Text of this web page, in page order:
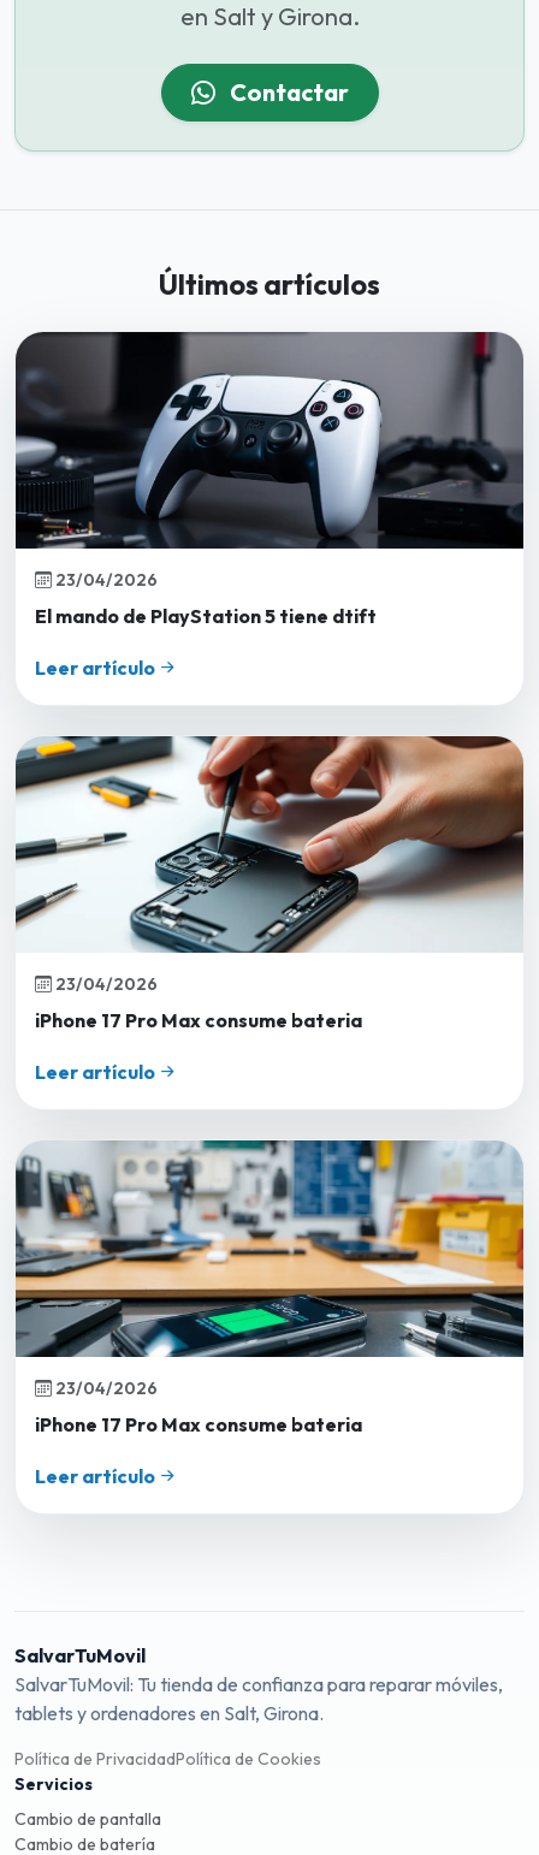
en Salt y Girona.
Contactar
Últimos artículos
23/04/2026
El mando de PlayStation 5 tiene dtift
Leer artículo
23/04/2026
iPhone 17 Pro Max consume bateria
Leer artículo
23/04/2026
iPhone 17 Pro Max consume bateria
Leer artículo
SalvarTuMovil
SalvarTuMovil: Tu tienda de confianza para reparar móviles,
tablets y ordenadores en Salt, Girona.
Política de PrivacidadPolítica de Cookies
Servicios
Cambio de pantalla
Cambio de batería